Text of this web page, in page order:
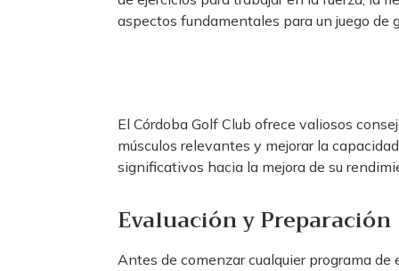
aspectos fundamentales para un juego de
El Córdoba Golf Club ofrece valiosos
músculos relevantes y mejorar la
significativos hacia la mejora de su
Evaluación y Preparación
Antes de comenzar cualquier programa